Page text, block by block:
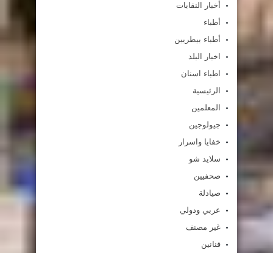
أخبار النقابات
أطباء
أطباء بيطريين
اخبار البلد
اطباء اسنان
الرئيسية
المعلمين
جيولوجين
خفايا واسرار
سلايد شو
صحفيين
صيادلة
عربي ودولي
غير مصنف
فنانين